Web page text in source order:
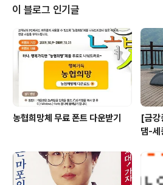
는곳도 바로 국무총리실이다. 하지만 취임한지 한달
어가는 정운찬 총리는 그 역할에 충실하지 못한것
즘 국회는 국정감사 대정부기간인데 몇일전에도
리는 의원들의 질문에 '총리가 된지 한달밖에 안되
못한다'라고 했다. 오늘은 한나라당 한선교의원의
'장학퀴즈 하듯이 물어보지 말라'며 발끈하기까지..
이 블로그 인기글
농협희망체 무료 폰트 다운받기
[금
댐-세